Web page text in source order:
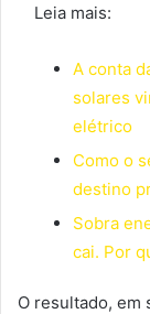
Leia mais:
A conta
solares
elétrico
Como o
destino
Sobra
cai. Por
O resultado, em